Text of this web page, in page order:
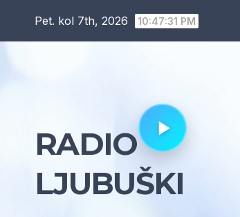
Pet. kol 7th, 2026 10:47:32 PM
RADIO
LJUBUŠKI